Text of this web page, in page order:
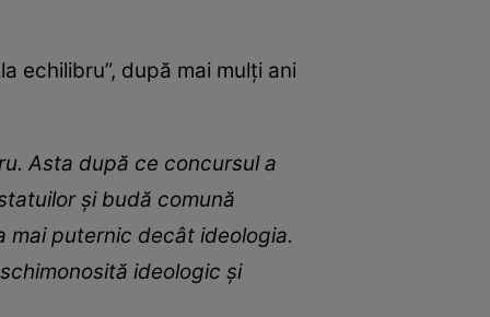
echilibru”, după mai mulți ani
Asta după ce concursul a
și budă comună
puternic decât ideologia.
ideologic și